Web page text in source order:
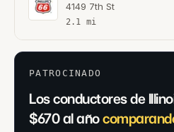
4149 7th St
2.1 mi
PATROCINADO
Los conductores de
$670 al año